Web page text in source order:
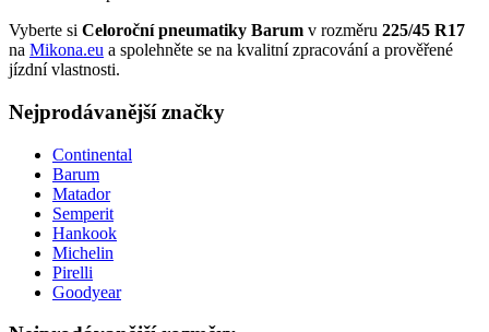
Vyberte si Celoroční pneumatiky Barum v rozměru 225/45 R17
na Mikona.eu a spolehněte se na kvalitní zpracování a prověřené
jízdní vlastnosti.
Nejprodávanější značky
Continental
Barum
Matador
Semperit
Hankook
Michelin
Pirelli
Goodyear